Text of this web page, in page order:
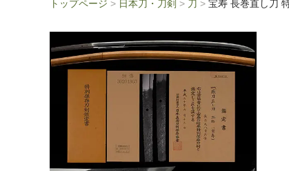
トップページ > 日本刀・刀剣 > 刀 > 宝寿 長巻直し刀